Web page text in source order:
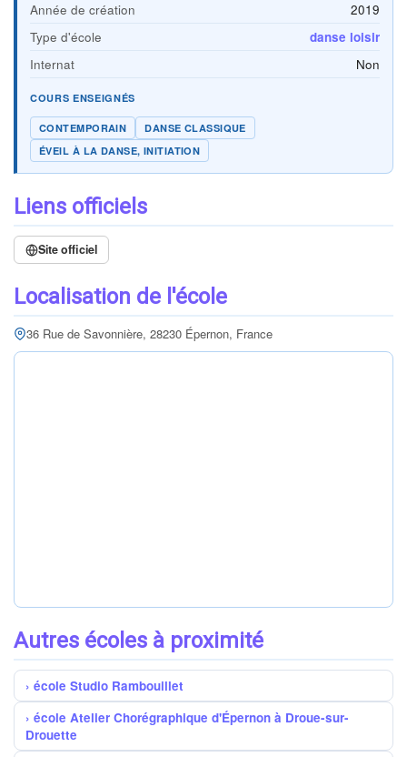
Année de création
2019
Type d'école
danse loisir
Internat
Non
COURS ENSEIGNÉS
CONTEMPORAIN
DANSE CLASSIQUE
ÉVEIL À LA DANSE, INITIATION
Liens officiels
Site officiel
Localisation de l'école
36 Rue de Savonnière, 28230 Épernon, France
Autres écoles à proximité
école Studio Rambouillet
école Atelier Chorégraphique d'Épernon à Droue-sur-
Drouette